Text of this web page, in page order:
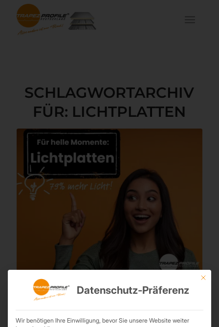
SCHLAGWORTARCHIV
FÜR: LICHTPLATTEN
Unsere Lichtplatten
14. Februar 2025
Leicht, witterungsbeständig und perfekt geeignet für Dach- und
Wandverkleidung: Das sind unsere Lichtplatten.
Mit
Datenschutz-Präferenz
Wir benötigen Ihre Einwilligung, bevor Sie unsere Website weiter